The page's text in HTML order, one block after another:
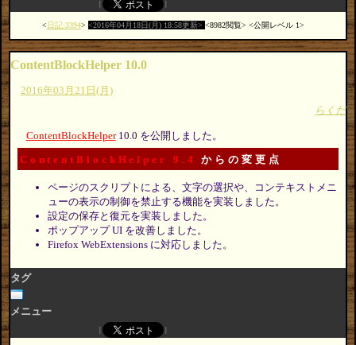
日記:3394 2016年04月18日(月) 18:58更新 8982閲覧 公開レベル 1
ContentBlockHelper 10.0
2016年03月21日(月)
らくだ
ContentBlockHelper10.0 を公開しました。
ContentBlockHelper 9.4 からの変更点
ページのスクリプトによる、文字の選択や、コンテキストメニ
ューの表示の制御を禁止する機能を実装しました。
設定の保存と復元を実装しました。
ポップアップ UI を改善しました。
Firefox WebExtensions に対応しました。
タグ
メニュー